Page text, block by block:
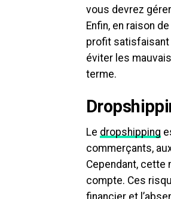
vous devrez
Enfin, en raison
profit
éviter les
terme.
Le dropshipping
commerçants,
Cependant,
compte. Ces
financier et